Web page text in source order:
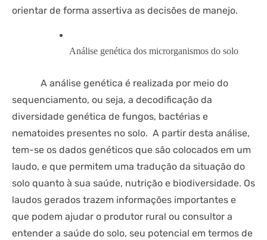
orientar de forma assertiva as decisões de manejo.
Análise genética dos microrganismos do solo
A análise genética é realizada por meio do
sequenciamento, ou seja, a decodificação da
diversidade genética de fungos, bactérias e
nematoides presentes no solo. A partir desta análise,
tem-se os dados genéticos que são colocados em um
laudo, e que permitem uma tradução da situação do
solo quanto à sua saúde, nutrição e biodiversidade. Os
laudos gerados trazem informações importantes e
que podem ajudar o produtor rural ou consultor a
entender a saúde do solo, seu potencial em termos de